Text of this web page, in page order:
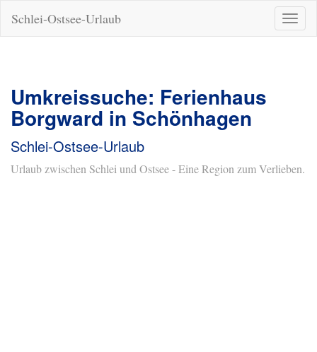
ein-/
Schlei-Ostsee-Urlaub
Umkreissuche: Ferienhaus
Borgward in Schönhagen
Schlei-Ostsee-Urlaub
Urlaub zwischen Schlei und Ostsee - Eine Region zum Verlieben.